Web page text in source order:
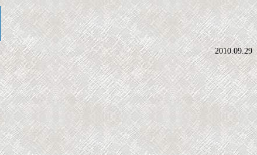
2010.09.29